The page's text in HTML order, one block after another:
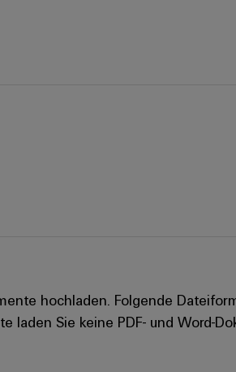
hochladen. Folgende
laden Sie keine PDF- und Word-